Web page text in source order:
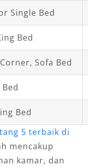
Single Bed
Bed
Sofa Bed
Bed
5 terbaik di
mencakup
kamar, dan